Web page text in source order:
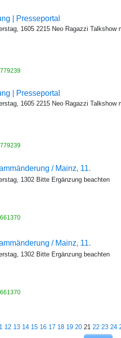
| Presseportal
1605 2215 Neo Ragazzi
| Presseportal
1605 2215 Neo Ragazzi
/ Mainz, 11.
1302 Bitte Ergänzung beachten
/ Mainz, 11.
1302 Bitte Ergänzung beachten
12 13 14 15 16 17 18 19 20 21 22 23 24